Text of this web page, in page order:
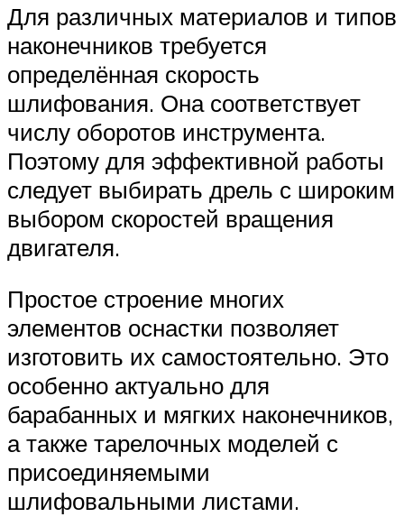
Для различных материалов и типов
наконечников требуется
определённая скорость
шлифования. Она соответствует
числу оборотов инструмента.
Поэтому для эффективной работы
следует выбирать дрель с широким
выбором скоростей вращения
двигателя.
Простое строение многих
элементов оснастки позволяет
изготовить их самостоятельно. Это
особенно актуально для
барабанных и мягких наконечников,
а также тарелочных моделей с
присоединяемыми
шлифовальными листами.